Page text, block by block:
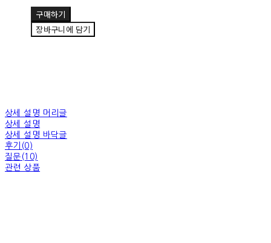
구매하기
장바구니에 담기
상세 설명 머리글
상세 설명
상세 설명 바닥글
후기(0)
질문(10)
관련 상품